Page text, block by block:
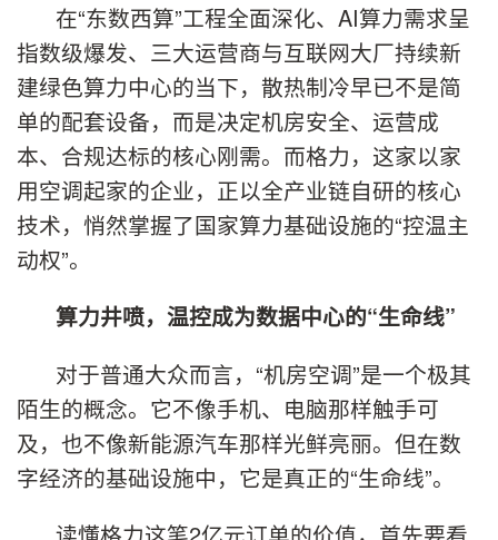
在“东数西算”工程全面深化、AI算力需求呈
指数级爆发、三大运营商与互联网大厂持续新
建绿色算力中心的当下，散热制冷早已不是简
单的配套设备，而是决定机房安全、运营成
本、合规达标的核心刚需。而格力，这家以家
用空调起家的企业，正以全产业链自研的核心
技术，悄然掌握了国家算力基础设施的“控温主
动权”。
算力井喷，温控成为数据中心的“生命线”
对于普通大众而言，“机房空调”是一个极其
陌生的概念。它不像手机、电脑那样触手可
及，也不像新能源汽车那样光鲜亮丽。但在数
字经济的基础设施中，它是真正的“生命线”。
读懂格力这笔2亿元订单的价值，首先要看